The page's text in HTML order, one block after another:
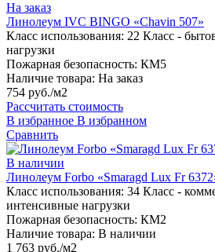
На заказ
Линолеум IVC BINGO «Chavin 507»
Класс использования: 22 Класс -
нагрузки
Пожарная безопасность: КМ5
Наличие товара: На заказ
754 руб./м2
Рассчитать стоимость
В избранное В избранном
Сравнить
В наличии
Линолеум Forbo «Smaragd Lux Fr
Класс использования: 34 Класс -
интенсивные нагрузки
Пожарная безопасность: КМ2
Наличие товара: В наличии
1 763 руб./м2